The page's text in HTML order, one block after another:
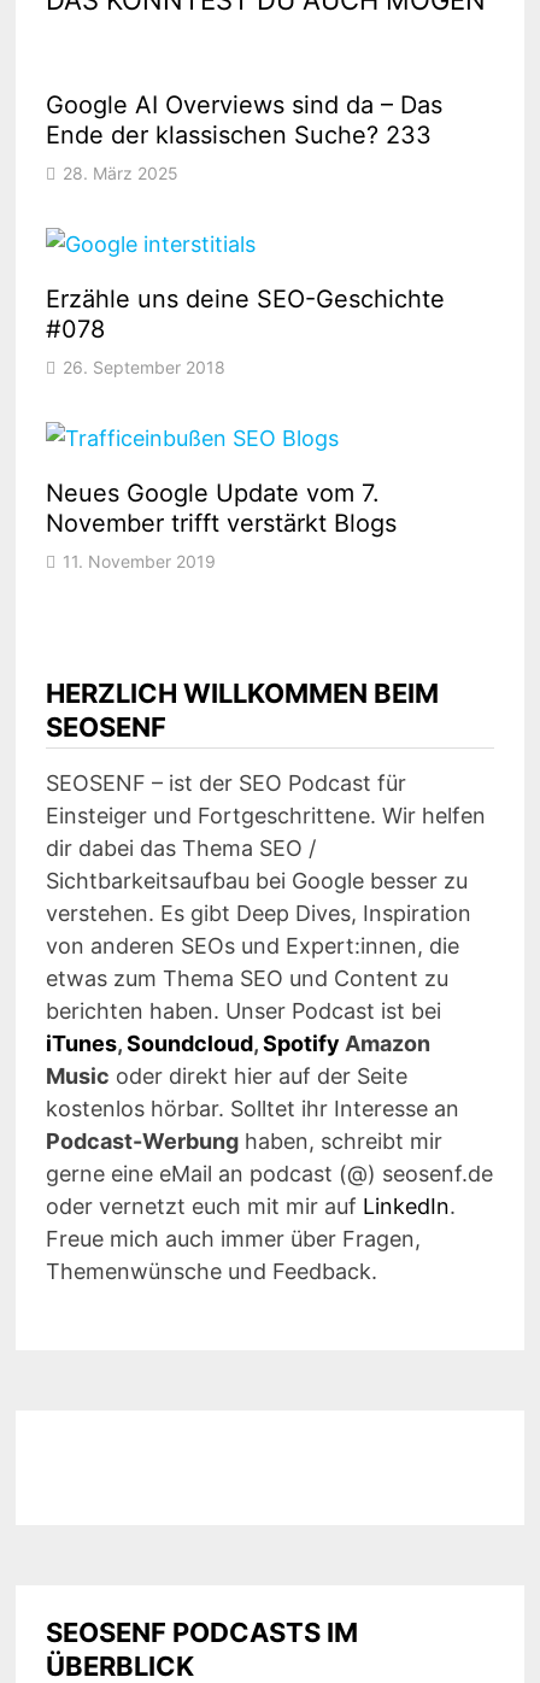
Google AI Overviews sind da – Das
Ende der klassischen Suche? 233
28. März 2025
Erzähle uns deine SEO-Geschichte
#078
26. September 2018
Neues Google Update vom 7.
November trifft verstärkt Blogs
11. November 2019
HERZLICH WILLKOMMEN BEIM
SEOSENF
SEOSENF – ist der SEO Podcast für
Einsteiger und Fortgeschrittene. Wir helfen
dir dabei das Thema SEO /
Sichtbarkeitsaufbau bei Google besser zu
verstehen. Es gibt Deep Dives, Inspiration
von anderen SEOs und Expert:innen, die
etwas zum Thema SEO und Content zu
berichten haben. Unser Podcast ist bei
iTunes,Soundcloud,Spotify Amazon
Music oder direkt hier auf der Seite
kostenlos hörbar. Solltet ihr Interesse an
Podcast-Werbunghaben, schreibt mir
gerne eine eMail an podcast (@) seosenf.de
oder vernetzt euch mit mir auf LinkedIn.
Freue mich auch immer über Fragen,
Themenwünsche und Feedback.
SEOSENF PODCASTS IM
ÜBERBLICK